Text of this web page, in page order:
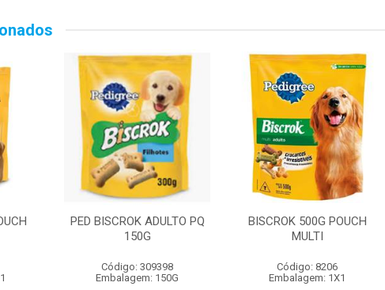
PED BISCROK ADULTO PQ
150G
Código: 309398
Embalagem: 150G
BISCROK 500G POUCH
MULTI
Código: 8206
Embalagem: 1X1